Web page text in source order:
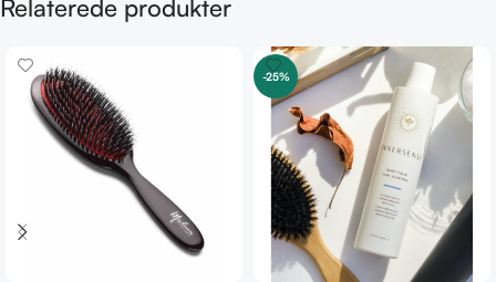
Relaterede produkter
-25%